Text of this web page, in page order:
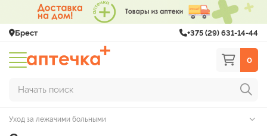
Брест +375 (29) 631-14-44
0
Начать поиск
Уход за лежачими больными